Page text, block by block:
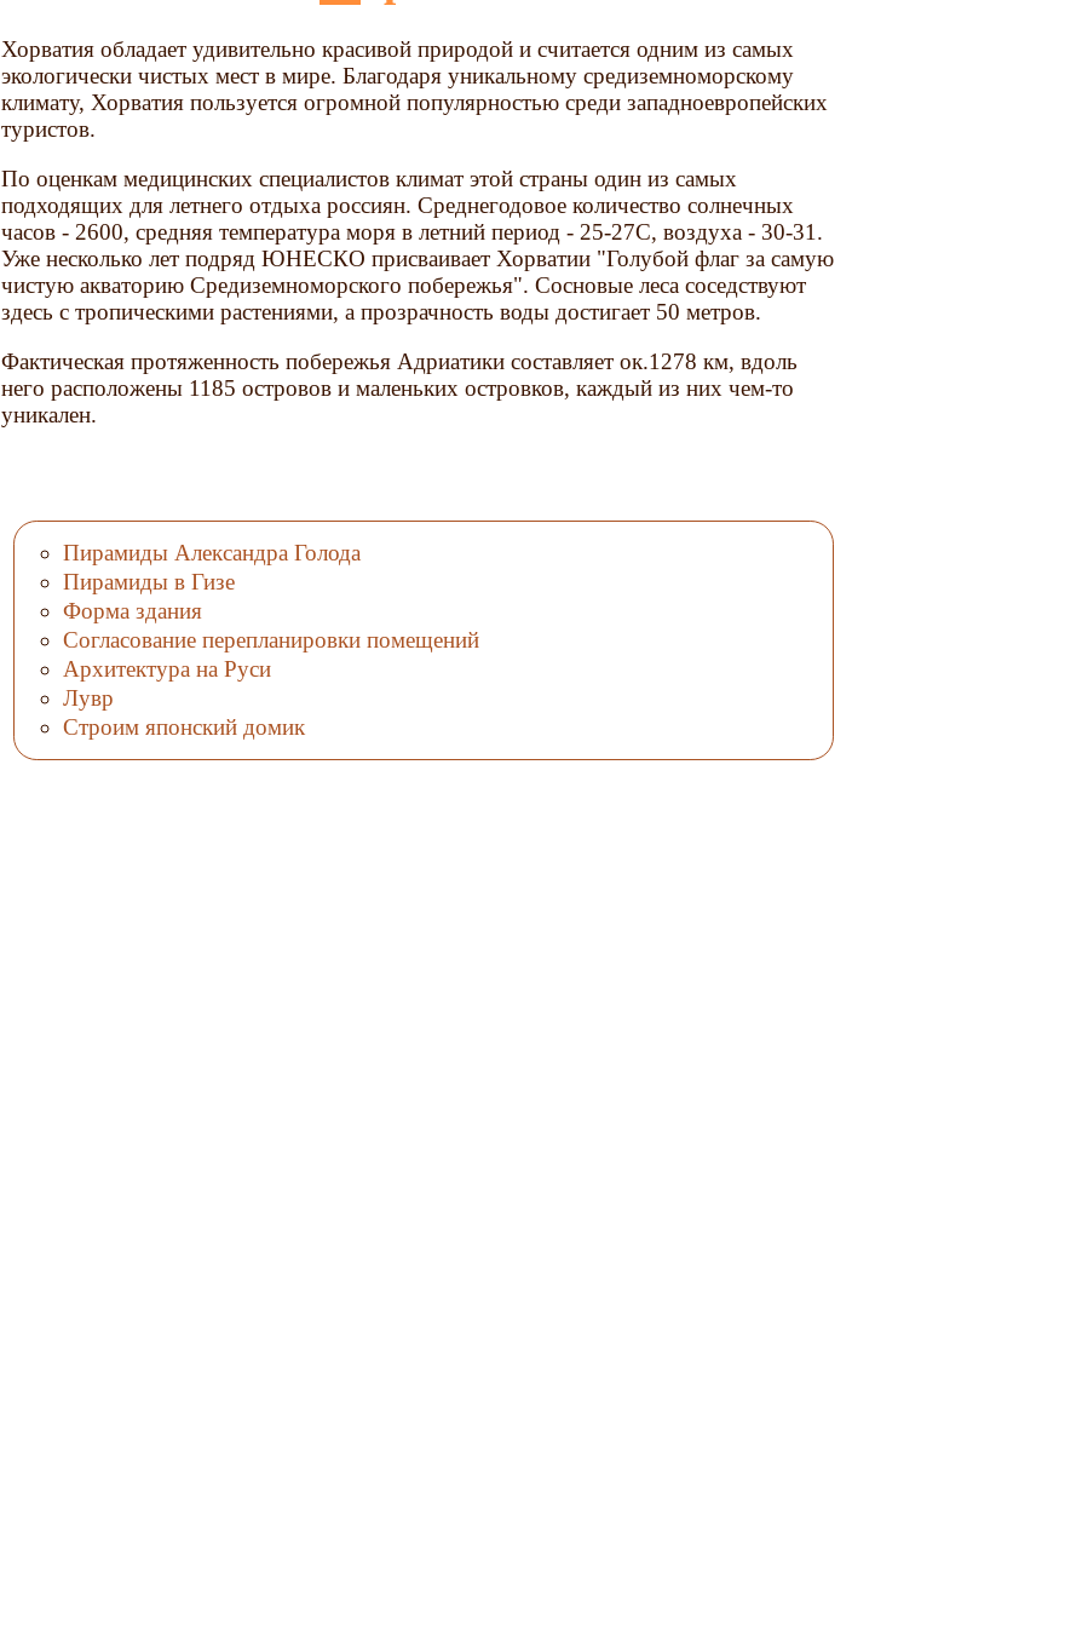
Хорватия обладает удивительно красивой природой и считается одним из самых
экологически чистых мест в мире. Благодаря уникальному средиземноморскому
климату, Хорватия пользуется огромной популярностью среди западноевропейских
туристов.
По оценкам медицинских специалистов климат этой страны один из самых
подходящих для летнего отдыха россиян. Среднегодовое количество солнечных
часов - 2600, средняя температура моря в летний период - 25-27С, воздуха - 30-31.
Уже несколько лет подряд ЮНЕСКО присваивает Хорватии "Голубой флаг за самую
чистую акваторию Средиземноморского побережья". Сосновые леса соседствуют
здесь с тропическими растениями, а прозрачность воды достигает 50 метров.
Фактическая протяженность побережья Адриатики составляет ок.1278 км, вдоль
него расположены 1185 островов и маленьких островков, каждый из них чем-то
уникален.
Пирамиды Александра Голода
Пирамиды в Гизе
Форма здания
Согласование перепланировки помещений
Архитектура на Руси
Лувр
Строим японский домик